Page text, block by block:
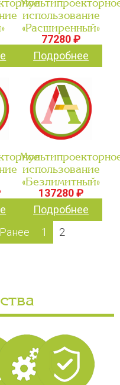
использование
«Расширенный»
77280 ₽
Подробнее
использование
«Безлимитный»
137280 ₽
Подробнее
1 2